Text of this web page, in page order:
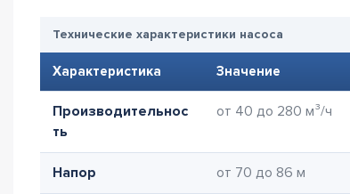
Технические характеристики насоса
Характеристика Значение
Производительнос
ть
от 40 до 280 м³/ч
Напор от 70 до 86 м